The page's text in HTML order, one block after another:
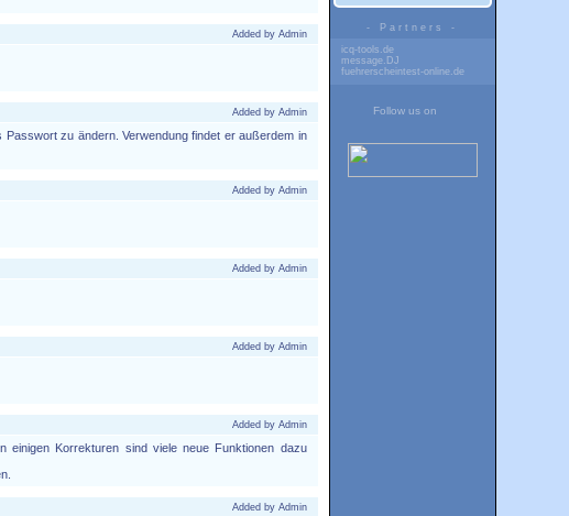
Added by Admin
Added by Admin
zu ändern. Verwendung findet er außerdem in
Added by Admin
Added by Admin
Added by Admin
Added by Admin
einigen Korrekturen sind viele neue Funktionen dazu
Added by Admin
- Partners -
icq-tools.de
message.DJ
fuehrerscheintest-online.de
Follow us on